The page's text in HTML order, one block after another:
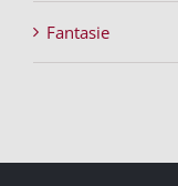
Fantasie